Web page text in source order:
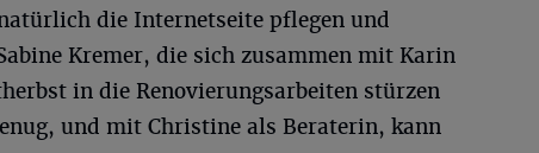
die Internetseite pflegen und
Kremer, die sich zusammen mit Karin
in die Renovierungsarbeiten stürzen
und mit Christine als Beraterin, kann